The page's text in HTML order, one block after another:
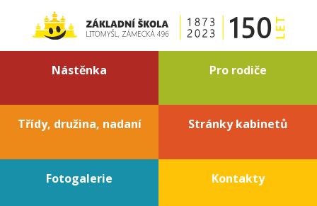
Nástěnka Pro rodiče
Třídy, družina, nadaní Stránky kabinetů
Fotogalerie Kontakty